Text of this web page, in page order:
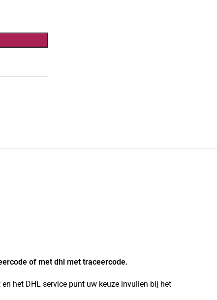
of met dhl met traceercode.
het DHL service punt uw keuze invullen bij het